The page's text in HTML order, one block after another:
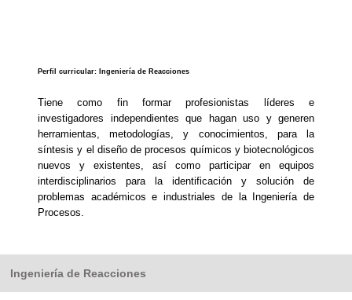
Perfil curricular: Ingeniería de Reacciones
Tiene como fin formar profesionistas líderes e
investigadores independientes que hagan uso y generen
herramientas, metodologías, y conocimientos, para la
síntesis y el diseño de procesos químicos y biotecnológicos
nuevos y existentes, así como participar en equipos
interdisciplinarios para la identificación y solución de
problemas académicos e industriales de la Ingeniería de
Procesos.
Ingeniería de Reacciones